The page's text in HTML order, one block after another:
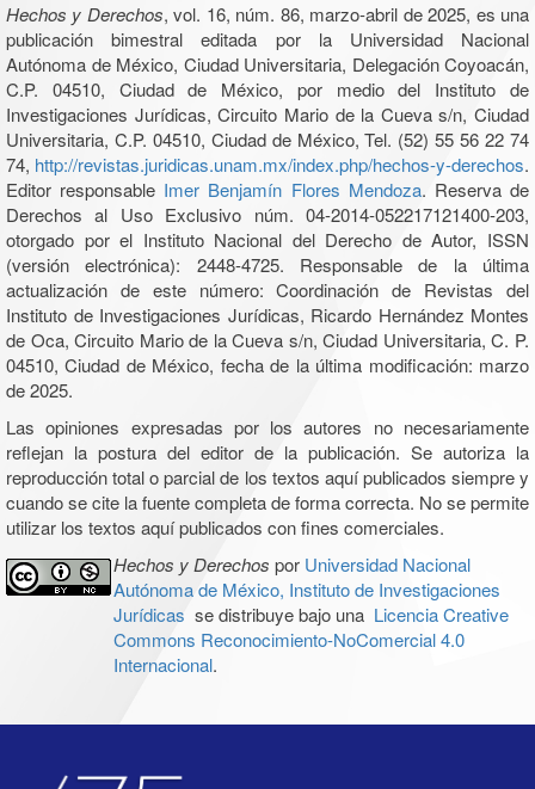
Hechos y Derechos, vol. 16, núm. 86, marzo-abril de 2025, es una
publicación bimestral editada por la Universidad Nacional
Autónoma de México, Ciudad Universitaria, Delegación Coyoacán,
C.P. 04510, Ciudad de México, por medio del Instituto de
Investigaciones Jurídicas, Circuito Mario de la Cueva s/n, Ciudad
Universitaria, C.P. 04510, Ciudad de México, Tel. (52) 55 56 22 74
74, http://revistas.juridicas.unam.mx/index.php/hechos-y-derechos.
Editor responsable Imer Benjamín Flores Mendoza. Reserva de
Derechos al Uso Exclusivo núm. 04-2014-052217121400-203,
otorgado por el Instituto Nacional del Derecho de Autor, ISSN
(versión electrónica): 2448-4725. Responsable de la última
actualización de este número: Coordinación de Revistas del
Instituto de Investigaciones Jurídicas, Ricardo Hernández Montes
de Oca, Circuito Mario de la Cueva s/n, Ciudad Universitaria, C. P.
04510, Ciudad de México, fecha de la última modificación: marzo
de 2025.
Las opiniones expresadas por los autores no necesariamente
reflejan la postura del editor de la publicación. Se autoriza la
reproducción total o parcial de los textos aquí publicados siempre y
cuando se cite la fuente completa de forma correcta. No se permite
utilizar los textos aquí publicados con fines comerciales.
Hechos y Derechos por Universidad Nacional
Autónoma de México, Instituto de Investigaciones
Jurídicas se distribuye bajo una Licencia Creative
Commons Reconocimiento-NoComercial 4.0
Internacional.